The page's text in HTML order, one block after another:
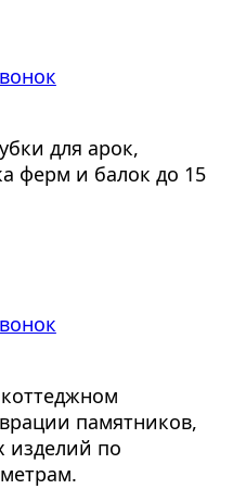
для арок,
ферм и балок до 15
памятников,
изделий по